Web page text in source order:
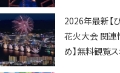
2026年最新【
花火大会 関連
め】無料観覧ス